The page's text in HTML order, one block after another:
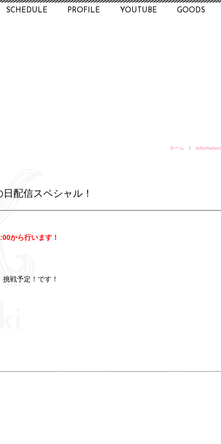
SCHEDULE PROFILE YOUTUBE GOODS
ホーム / information
配信スペシャル！
から行います！
戦予定！です！